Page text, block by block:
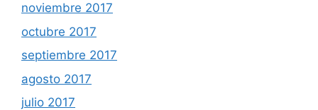
noviembre 2017
octubre 2017
septiembre 2017
agosto 2017
julio 2017